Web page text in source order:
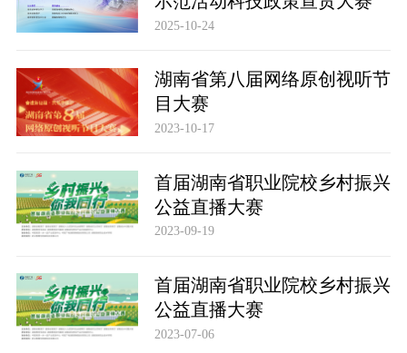
2025-10-24
湖南省第八届网络原创视听节
目大赛
2023-10-17
首届湖南省职业院校乡村振兴
公益直播大赛
2023-09-19
首届湖南省职业院校乡村振兴
公益直播大赛
2023-07-06